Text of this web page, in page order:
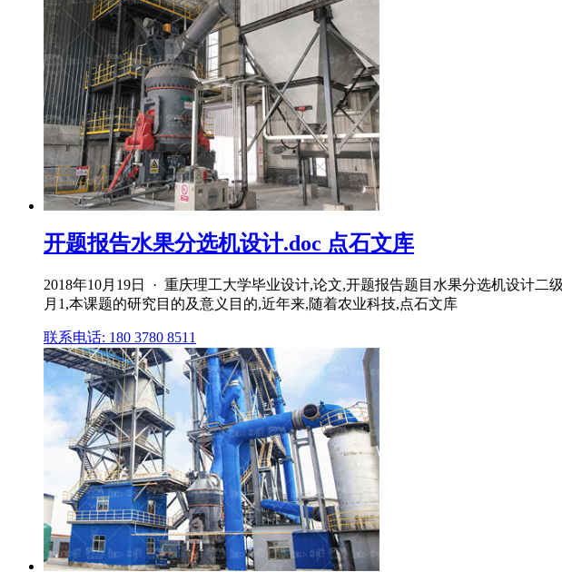
开题报告水果分选机设计.doc 点石文库
2018年10月19日 · 重庆理工大学毕业设计,论文,开题报告题目水果分选机设计
月1,本课题的研究目的及意义目的,近年来,随着农业科技,点石文库
联系电话: 180 3780 8511